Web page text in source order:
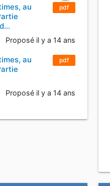
pdf
au
Proposé il y a 14 ans
pdf
au
Proposé il y a 14 ans